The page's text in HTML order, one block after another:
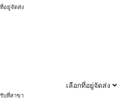
ที่อยู่จัดส่ง
เลือกที่อยู่จัดส่ง
รับที่สาขา